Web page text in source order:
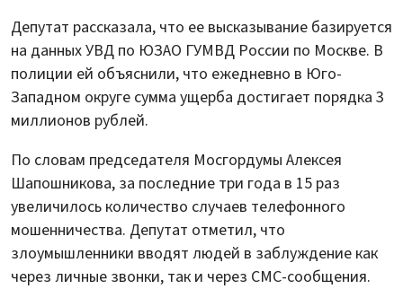
Депутат рассказала, что ее высказывание базируется
на данных УВД по ЮЗАО ГУМВД России по Москве. В
полиции ей объяснили, что ежедневно в Юго-
Западном округе сумма ущерба достигает порядка 3
миллионов рублей.
По словам председателя Мосгордумы Алексея
Шапошникова, за последние три года в 15 раз
увеличилось количество случаев телефонного
мошенничества. Депутат отметил, что
злоумышленники вводят людей в заблуждение как
через личные звонки, так и через СМС-сообщения.